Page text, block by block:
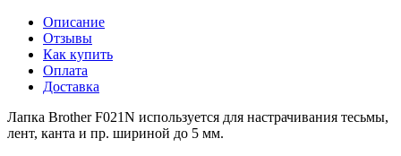
Описание
Отзывы
Как купить
Оплата
Доставка
Лапка Brother F021N используется для настрачивания тесьмы,
лент, канта и пр. шириной до 5 мм.